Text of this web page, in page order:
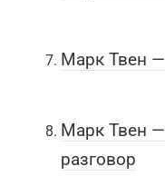
Марк Твен
Марк Твен
разговор